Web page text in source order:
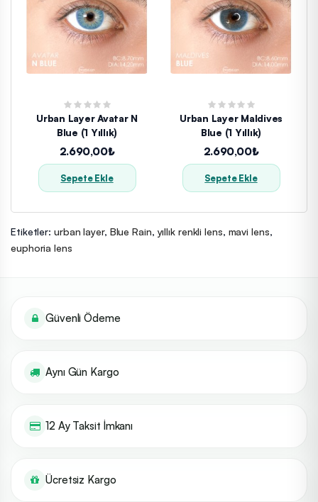
Urban Layer Avatar N
Blue (1 Yıllık)
2.690,00₺
Sepete Ekle
Urban Layer Maldives
Blue (1 Yıllık)
2.690,00₺
Sepete Ekle
Etiketler: urban layer, Blue Rain, yıllık renkli lens, mavi lens,
euphoria lens
Güvenli Ödeme
Aynı Gün Kargo
12 Ay Taksit İmkanı
Ücretsiz Kargo